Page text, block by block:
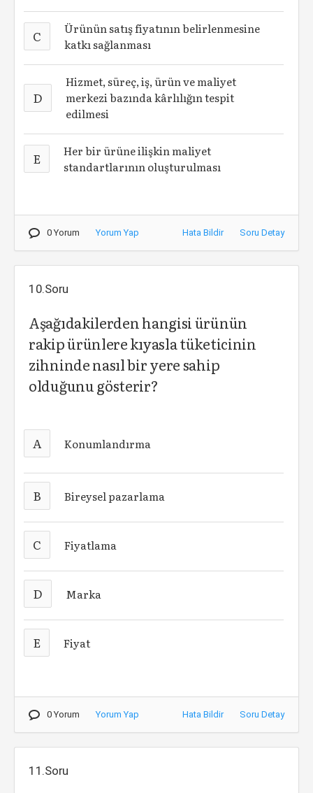
C
Ürünün satış fiyatının belirlenmesine
katkı sağlanması
D
Hizmet, süreç, iş, ürün ve maliyet
merkezi bazında kârlılığın tespit
edilmesi
E
Her bir ürüne ilişkin maliyet
standartlarının oluşturulması
0 Yorum Yorum Yap Hata Bildir Soru Detay
10.Soru
Aşağıdakilerden hangisi ürünün
rakip ürünlere kıyasla tüketicinin
zihninde nasıl bir yere sahip
olduğunu gösterir?
A Konumlandırma
B Bireysel pazarlama
C Fiyatlama
D Marka
E Fiyat
0 Yorum Yorum Yap Hata Bildir Soru Detay
11.Soru